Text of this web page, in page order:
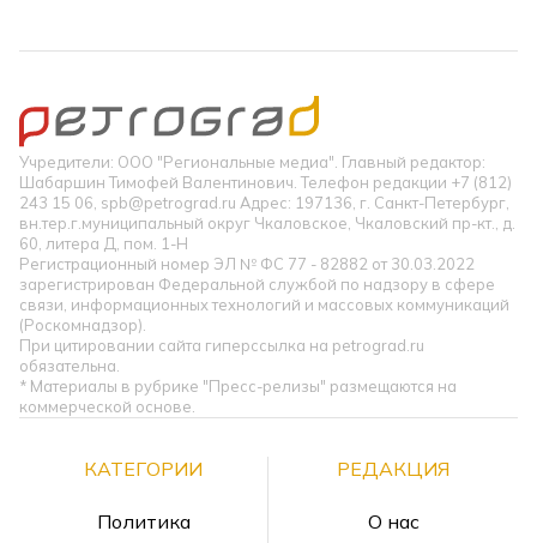
Учредители: ООО "Региональные медиа". Главный редактор:
Шабаршин Тимофей Валентинович. Телефон редакции +7 (812)
243 15 06, spb@petrograd.ru Адрес: 197136, г. Санкт-Петербург,
вн.тер.г.муниципальный округ Чкаловское, Чкаловский пр-кт., д.
60, литера Д, пом. 1-Н
Регистрационный номер ЭЛ № ФС 77 - 82882 от 30.03.2022
зарегистрирован Федеральной службой по надзору в сфере
связи, информационных технологий и массовых коммуникаций
(Роскомнадзор).
При цитировании сайта гиперссылка на petrograd.ru
обязательна.
* Материалы в рубрике "Пресс-релизы" размещаются на
коммерческой основе.
КАТЕГОРИИ
Политика
РЕДАКЦИЯ
О нас